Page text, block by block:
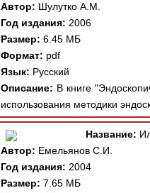
Автор: Шулутко А.М.
Год издания: 2006
Размер: 6.45 МБ
Формат: pdf
Язык: Русский
Описание: В книге
использования методики
Название:
Автор: Емельянов С.И.
Год издания: 2004
Размер: 7.65 МБ